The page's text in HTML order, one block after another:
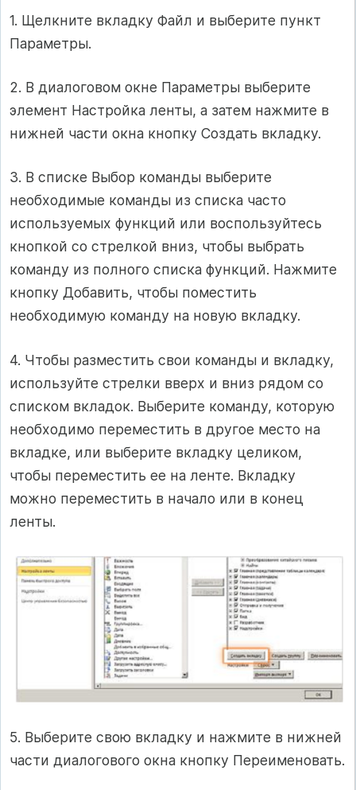
1. Щелкните вкладку Файл и выберите пункт
Параметры.
2. В диалоговом окне Параметры выберите
элемент Настройка ленты, а затем нажмите в
нижней части окна кнопку Создать вкладку.
3. В списке Выбор команды выберите
необходимые команды из списка часто
используемых функций или воспользуйтесь
кнопкой со стрелкой вниз, чтобы выбрать
команду из полного списка функций. Нажмите
кнопку Добавить, чтобы поместить
необходимую команду на новую вкладку.
4. Чтобы разместить свои команды и вкладку,
используйте стрелки вверх и вниз рядом со
списком вкладок. Выберите команду, которую
необходимо переместить в другое место на
вкладке, или выберите вкладку целиком,
чтобы переместить ее на ленте. Вкладку
можно переместить в начало или в конец
ленты.
5. Выберите свою вкладку и нажмите в нижней
части диалогового окна кнопку Переименовать.